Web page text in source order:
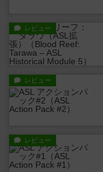
レビュー
レビュー
レビュー